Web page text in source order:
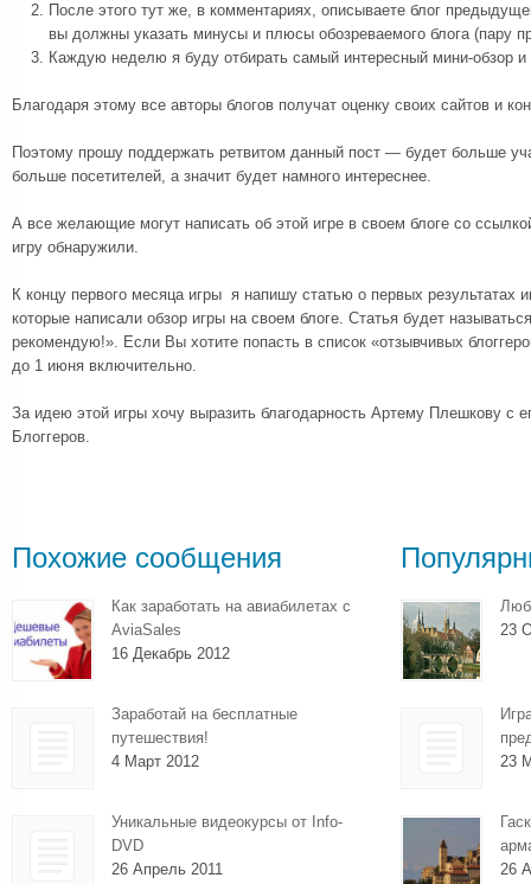
После этого тут же, в комментариях, описываете блог
вы должны указать минусы и плюсы обозреваемого блога (пару
Каждую неделю я буду отбирать самый интересный мини-обзор и
Благодаря этому все авторы блогов получат оценку своих сайтов и
Поэтому прошу поддержать ретвитом данный пост — будет больше
больше посетителей, а значит будет намного интереснее.
А все желающие могут написать об этой игре в своем блоге со
игру обнаружили.
К концу первого месяца игры я напишу статью о первых результатах
которые написали обзор игры на своем блоге. Статья будет
рекомендую!». Если Вы хотите попасть в список «отзывчивых
до 1 июня включительно.
За идею этой игры хочу выразить благодарность Артему Плешкову с
Блоггеров.
Похожие сообщения
Как заработать на авиабилетах с
AviaSales
16 Декабрь 2012
Заработай на бесплатные
путешествия!
4 Март 2012
Уникальные видеокурсы от Info-
DVD
26 Апрель 2011
23
23
26